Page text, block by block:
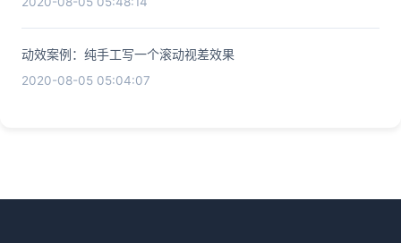
动效案例：纯手工写一个滚动视差效果
2020-08-05 05:04:07